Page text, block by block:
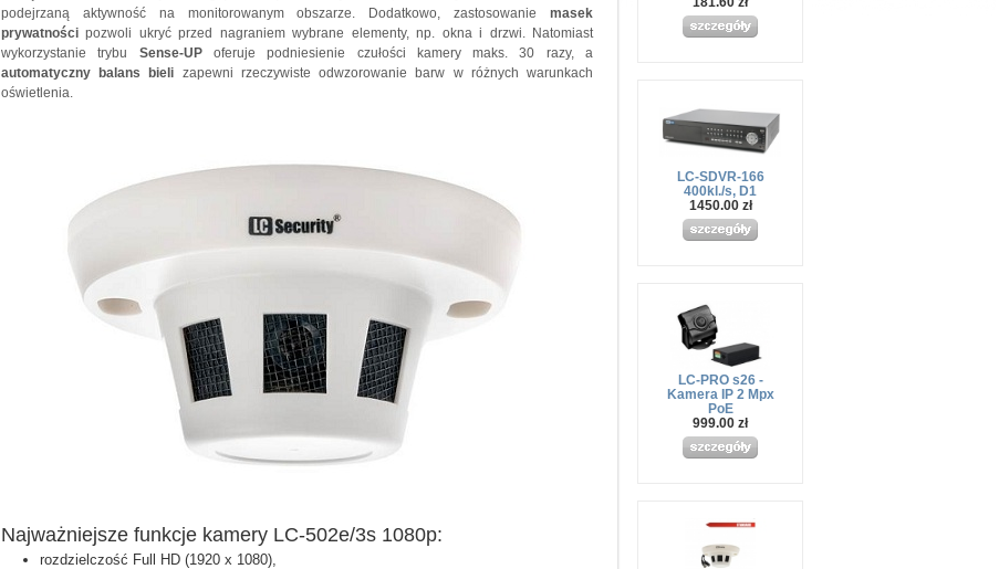
LC-SDVR-166
400kl./s, D1
1450.00 zł
LC-PRO s26 -
Kamera IP 2 Mpx
PoE
999.00 zł
podejrzaną aktywność na monitorowanym obszarze. Dodatkowo, zastosowanie masek
prywatności pozwoli ukryć przed nagraniem wybrane elementy, np. okna i drzwi. Natomiast
wykorzystanie trybu Sense-UPoferuje podniesienie czułości kamery maks. 30 razy, a
automatyczny balans bieli zapewni rzeczywiste odwzorowanie barw w różnych warunkach
oświetlenia.
Najważniejsze funkcje kamery LC-502e/3s 1080p:
rozdzielczość Full HD (1920 x 1080),